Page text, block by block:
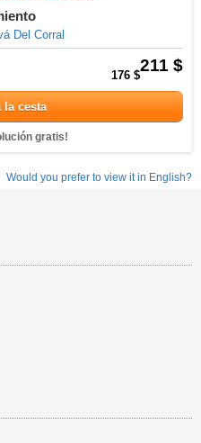
Del Corral
211 $
176 $
la cesta
gratis!
Would you prefer to view it in English?